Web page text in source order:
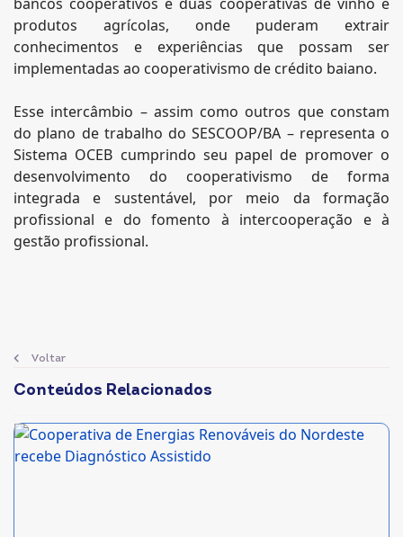
produtos agrícolas, onde puderam extrair
conhecimentos e experiências que possam ser
implementadas ao cooperativismo de crédito baiano.
Esse intercâmbio – assim como outros que constam
do plano de trabalho do SESCOOP/BA – representa o
Sistema OCEB cumprindo seu papel de promover o
desenvolvimento do cooperativismo de forma
integrada e sustentável, por meio da formação
profissional e do fomento à intercooperação e à
gestão profissional.
Voltar
Conteúdos Relacionados